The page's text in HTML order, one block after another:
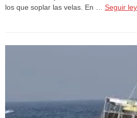
los que soplar las velas. En … Seguir